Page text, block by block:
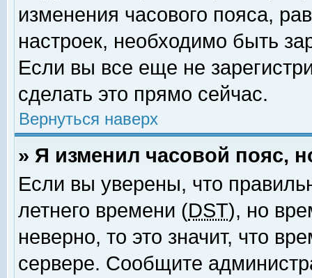
изменения часового пояса,
настроек, необходимо быть
Если вы все еще не
сделать это прямо сейчас.
Вернуться наверх
» Я изменил часовой пояс,
Если вы уверены, что
летнего времени (DST), но
неверно, то это значит, что
сервере. Сообщите